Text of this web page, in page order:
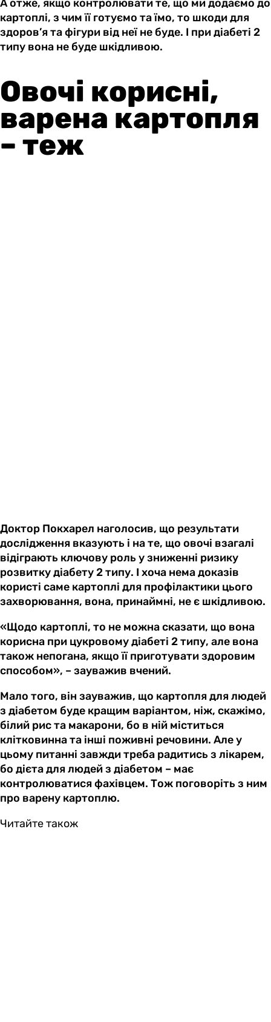
А отже, якщо контролювати те, що ми додаємо до
картоплі, з чим її готуємо та їмо, то шкоди для
здоров’я та фігури від неї не буде. І при діабеті 2
типу вона не буде шкідливою.
Овочі корисні,
варена картопля
– теж
Доктор Покхарел наголосив, що результати
дослідження вказують і на те, що овочі взагалі
відіграють ключову роль у зниженні ризику
розвитку діабету 2 типу. І хоча нема доказів
користі саме картоплі для профілактики цього
захворювання, вона, принаймні, не є шкідливою.
«Щодо картоплі, то не можна сказати, що вона
корисна при цукровому діабеті 2 типу, але вона
також непогана, якщо її приготувати здоровим
способом», – зауважив вчений.
Мало того, він зауважив, що картопля для людей
з діабетом буде кращим варіантом, ніж, скажімо,
білий рис та макарони, бо в ній міститься
клітковинна та інші поживні речовини. Але у
цьому питанні завжди треба радитись з лікарем,
бо дієта для людей з діабетом – має
контролюватися фахівцем. Тож поговоріть з ним
про варену картоплю.
Читайте також